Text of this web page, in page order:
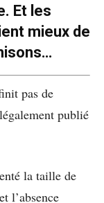
Et les
mieux de
pas de
publié
la taille de
l’absence